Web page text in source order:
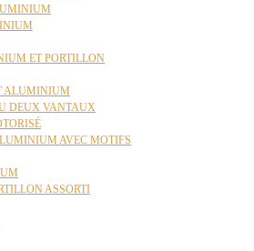
ET PORTILLON
ALUMINIUM
DEUX VANTAUX
AVEC MOTIFS
ASSORTI